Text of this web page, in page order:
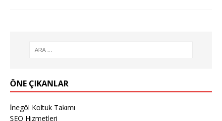
ÖNE ÇIKANLAR
İnegöl Koltuk Takımı
SEO Hizmetleri